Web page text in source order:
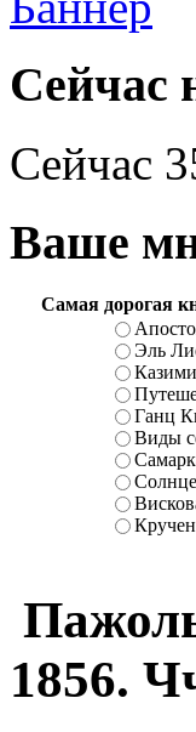
Сейчас
Сейчас
Ваше
Самая дорогая
Эль
Ганц
Виды
1856.